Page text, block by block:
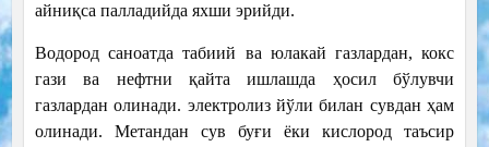
айниқса палладийда яхши эрийди.
Водород саноатда табиий ва юлакай газлардан, кокс
гази ва нефтни қайта ишлашда ҳосил бўлувчи
газлардан олинади. электролиз йўли билан сувдан ҳам
олинади. Метандан сув буғи ёки кислород таъсир